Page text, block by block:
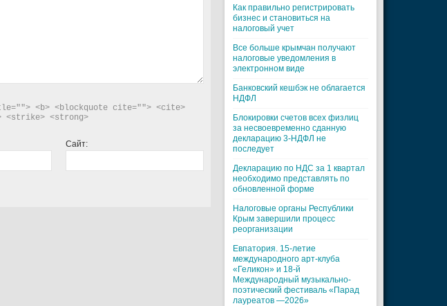
<b> <blockquote cite=""> <cite>
<strike> <strong>
Сайт:
Как правильно регистрировать
бизнес и становиться на
налоговый учет
Все больше крымчан получают
налоговые уведомления в
электронном виде
Банковский кешбэк не облагается
НДФЛ
Блокировки счетов всех физлиц
за несвоевременно сданную
декларацию 3-НДФЛ не
последует
Декларацию по НДС за 1 квартал
необходимо представлять по
обновленной форме
Налоговые органы Республики
Крым завершили процесс
реорганизации
Евпатория. 15-летие
международного арт-клуба
«Геликон» и 18-й
Международный музыкально-
поэтический фестиваль «Парад
лауреатов —2026»